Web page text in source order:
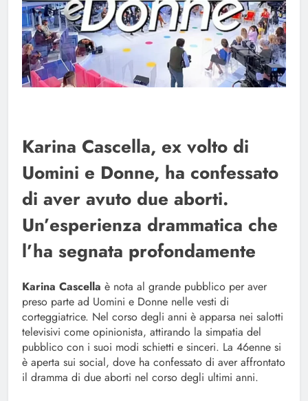
Karina Cascella, ex volto di
Uomini e Donne, ha confessato
di aver avuto due aborti.
Un’esperienza drammatica che
l’ha segnata profondamente
Karina Cascella è nota al grande pubblico per aver
preso parte ad Uomini e Donne nelle vesti di
corteggiatrice. Nel corso degli anni è apparsa nei salotti
televisivi come opinionista, attirando la simpatia del
pubblico con i suoi modi schietti e sinceri. La 46enne si
è aperta sui social, dove ha confessato di aver affrontato
il dramma di due aborti nel corso degli ultimi anni.